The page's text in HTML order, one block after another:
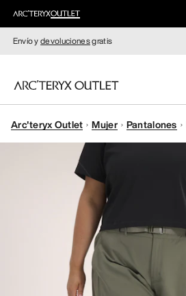
Envío ydevolucionesgratis
MUJERE
HOMBRE
Arc'teryx Outlet Mujer Pantalones